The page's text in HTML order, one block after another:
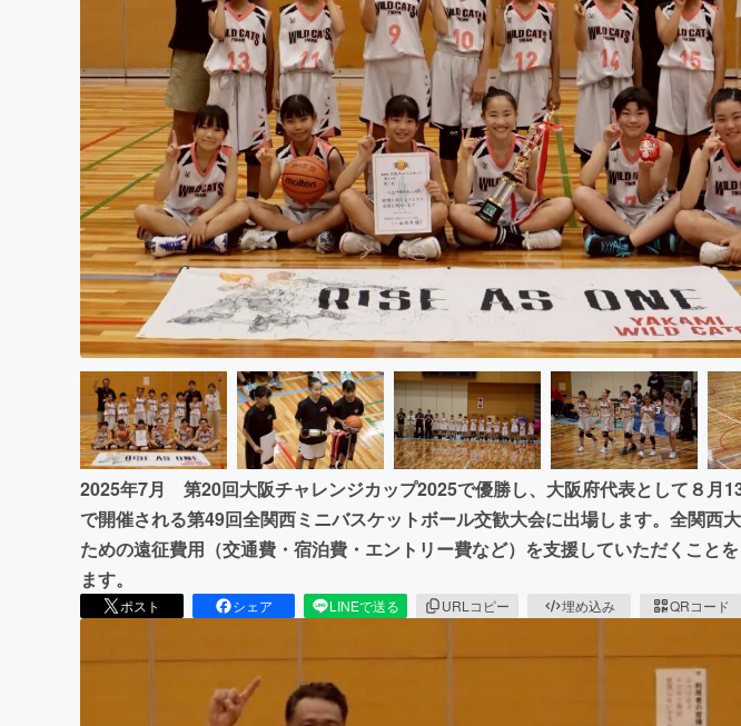
映像・映画 書籍・雑誌出版
ビジネス・起業 チャレンジ
まちづくり・地域活性化
CAMPFIRE for Social
CAMPFIREふるさと
2025年7月 第20回大阪チャレンジカップ2025で優勝し、大阪府代表として８月
で開催される第49回全関西ミニバスケットボール交歓大会に出場します。全関西
ための遠征費用（交通費・宿泊費・エントリー費など）を支援していただくこと
ます。
ポスト シェア LINEで送る URLコピー 埋め込み QRコード